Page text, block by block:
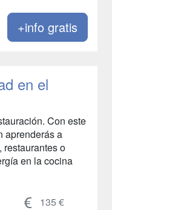
+info gratis
en el
Con este
aprenderás a
restaurantes o
en la cocina
135 €